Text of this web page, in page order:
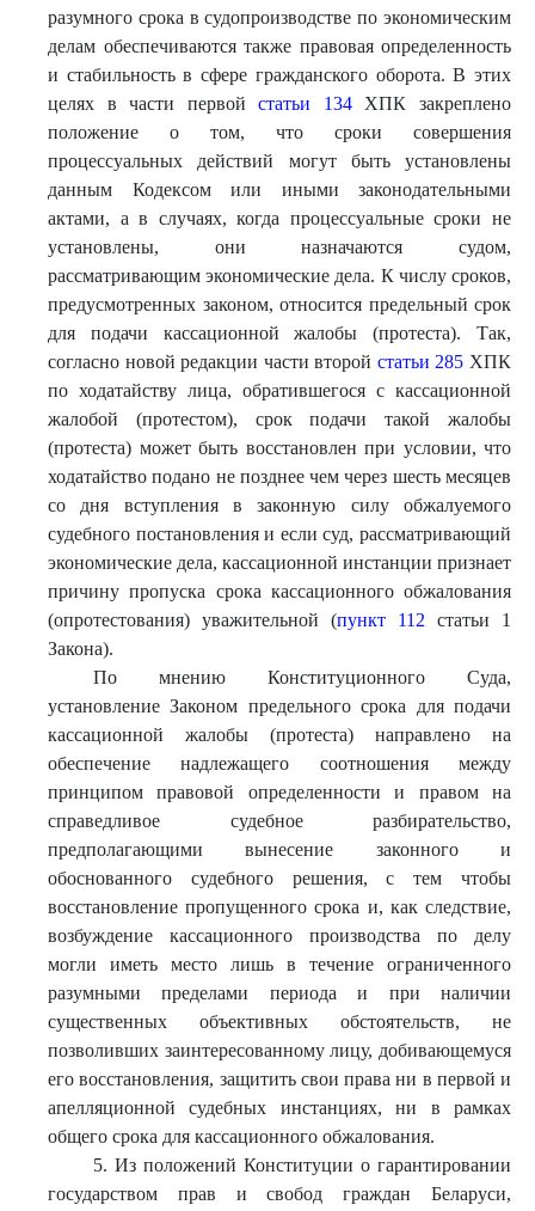
разумного срока в судопроизводстве по экономическим
делам обеспечиваются также правовая определенность
и стабильность в сфере гражданского оборота. В этих
целях в части первойстатьи 134ХПК закреплено
положение о том, что сроки совершения
процессуальных действий могут быть установлены
данным Кодексом или иными законодательными
актами, а в случаях, когда процессуальные сроки не
установлены, они назначаются судом,
рассматривающим экономические дела. К числу сроков,
предусмотренных законом, относится предельный срок
для подачи кассационной жалобы (протеста). Так,
согласно новой редакции части второй статьи 285 ХПК
по ходатайству лица, обратившегося с кассационной
жалобой (протестом), срок подачи такой жалобы
(протеста) может быть восстановлен при условии, что
ходатайство подано не позднее чем через шесть месяцев
со дня вступления в законную силу обжалуемого
судебного постановления и если суд, рассматривающий
экономические дела, кассационной инстанции признает
причину пропуска срока кассационного обжалования
(опротестования) уважительной (пункт 112 статьи 1
Закона).
По мнению Конституционного Суда,
установление Законом предельного срока для подачи
кассационной жалобы (протеста) направлено на
обеспечение надлежащего соотношения между
принципом правовой определенности и правом на
справедливое судебное разбирательство,
предполагающими вынесение законного и
обоснованного судебного решения, с тем чтобы
восстановление пропущенного срока и, как следствие,
возбуждение кассационного производства по делу
могли иметь место лишь в течение ограниченного
разумными пределами периода и при наличии
существенных объективных обстоятельств, не
позволивших заинтересованному лицу, добивающемуся
его восстановления, защитить свои права ни в первой и
апелляционной судебных инстанциях, ни в рамках
общего срока для кассационного обжалования.
5. Из положений Конституции о гарантировании
государством прав и свобод граждан Беларуси,